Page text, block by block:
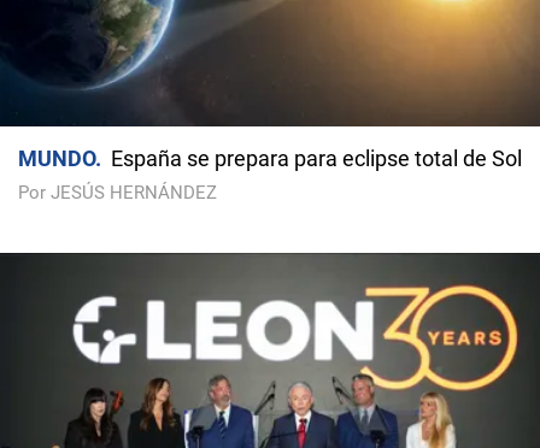
MUNDO España se prepara para eclipse total de Sol
Por JESÚS HERNÁNDEZ